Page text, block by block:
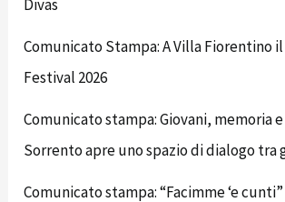
Divas
Comunicato Stampa: A Villa Fiorentino
Festival 2026
Comunicato stampa: Giovani, memoria
Sorrento apre uno spazio di dialogo tra
Comunicato stampa: “Facimme ‘e